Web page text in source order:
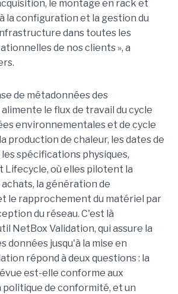
le montage en rack et
la configuration et la gestion du
dans toutes les
de nos clients », a
de métadonnées des
le flux de travail du cycle
environnementales et de cycle
production de chaleur, les dates de
spécifications physiques,
Lifecycle, où elles pilotent la
la génération de
le rapprochement du matériel par
du réseau. C'est là
NetBox Validation, qui assure la
données jusqu'à la mise en
répond à deux questions : la
est-elle conforme aux
politique de conformité, et un